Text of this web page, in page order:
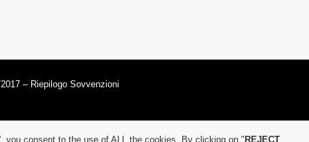
– Riepilogo Sovvenzioni
you consent to the use of ALL the cookies. By clicking on " REJECT